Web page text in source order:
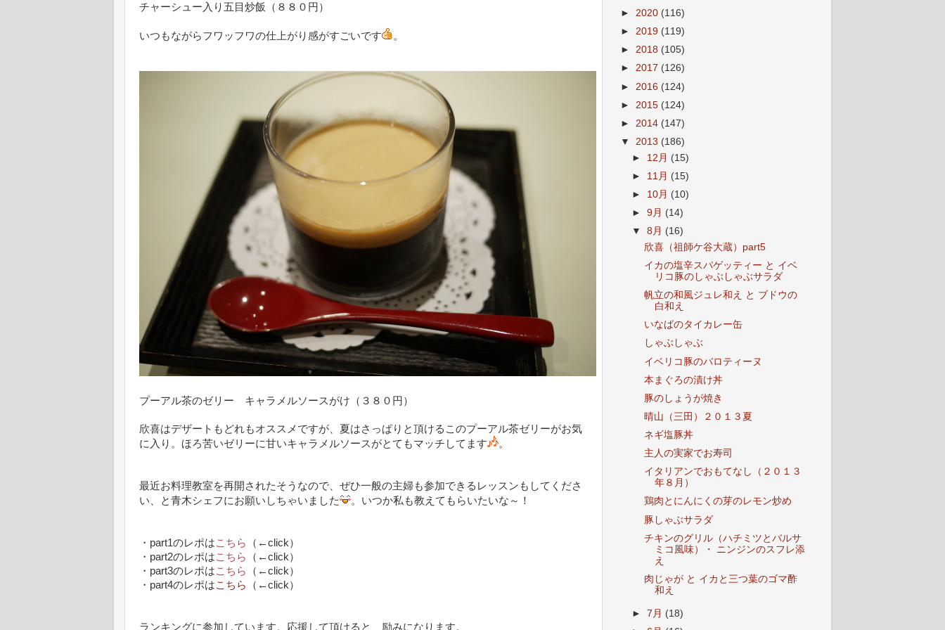
チャーシュー入り五目炒飯（８８０円）
いつもながらフワッフワの仕上がり感がすごいです 。
プーアル茶のゼリー キャラメルソースがけ（３８０円）
欣喜はデザートもどれもオススメですが、夏はさっぱりと頂けるこのプーアル茶ゼリーがお気
に入り。ほろ苦いゼリーに甘いキャラメルソースがとてもマッチしてます
。
最近お料理教室を再開されたそうなので、ぜひ一般の主婦も参加できるレッスンもしてくださ
い、と青木シェフにお願いしちゃいました
。いつか私も教えてもらいたいな～！
・part1のレポはこちら
（←click）
・part2のレポはこちら
（←click）
・part3のレポはこちら
（←click）
・part4のレポはこちら （←click）
ランキングに参加しています。応援して頂けると、励みになります。
► 2020 (116)
► 2019 (119)
► 2018 (105)
► 2017 (126)
► 2016 (124)
► 2015 (124)
► 2014 (147)
▼ 2013 (186)
► 12月 (15)
► 11月 (15)
► 10月 (10)
►9月 (14)
▼8月 (16)
欣喜（祖師ケ谷大蔵）part5
イカの塩辛スパゲッティー と イベ
リコ豚のしゃぶしゃぶサラダ
帆立の和風ジュレ和え と ブドウの
白和え
いなばのタイカレー缶
しゃぶしゃぶ
イベリコ豚のバロティーヌ
本まぐろの漬け丼
豚のしょうが焼き
晴山（三田）２０１３夏
ネギ塩豚丼
主人の実家でお寿司
イタリアンでおもてなし（２０１３
年８月）
鶏肉とにんにくの芽のレモン炒め
豚しゃぶサラダ
チキンのグリル（ハチミツとバルサ
ミコ風味）・ ニンジンのスフレ添
え
肉じゃが と イカと三つ葉のゴマ酢
和え
►7月 (18)